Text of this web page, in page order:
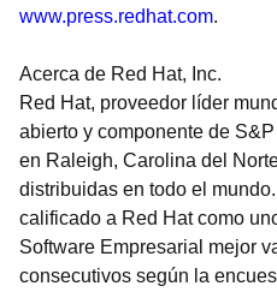
www.press.redhat.com.
Acerca de Red Hat, Inc.
Red Hat, proveedor líder
abierto y componente de
en Raleigh, Carolina del
distribuidas en todo el
calificado a Red Hat como
Software Empresarial mejor
consecutivos según la